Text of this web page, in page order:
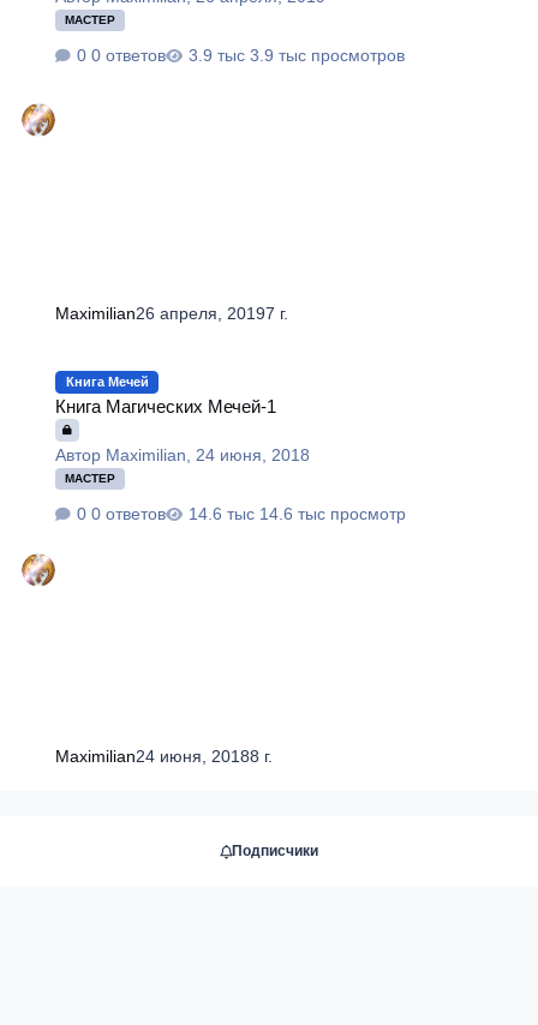
МАСТЕР
0 ответов 3.9 тыс просмотров
Maximilian26 апреля, 20197 г.
Книга Мечей
Книга Магических Мечей-1
Автор Maximilian 24 июня, 2018
МАСТЕР
0 ответов 14.6 тыс просмотр
Maximilian24 июня, 20188 г.
Подписчики